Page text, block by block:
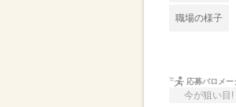
職場の様子
応募バロメー
今が狙い目!